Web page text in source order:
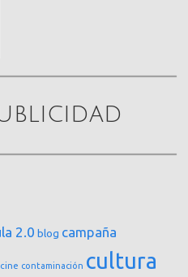
2.0 blog campaña
cine contaminación cultura